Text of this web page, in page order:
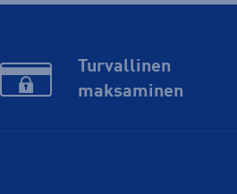
Turvallinen
maksaminen